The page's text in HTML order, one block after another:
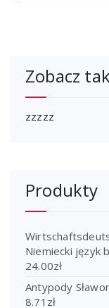
Zobacz
zzzzz
Produkty
Niemiecki język
24.00zł
Antypody
8.71 zł